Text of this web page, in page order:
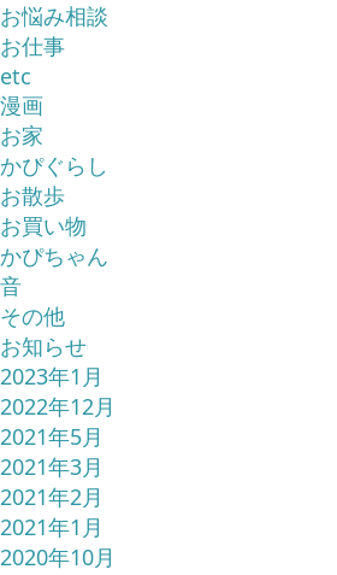
お悩み相談
お仕事
etc
漫画
お家
かぴぐらし
お散歩
お買い物
かぴちゃん
音
その他
お知らせ
2023年1月
2022年12月
2021年5月
2021年3月
2021年2月
2021年1月
2020年10月